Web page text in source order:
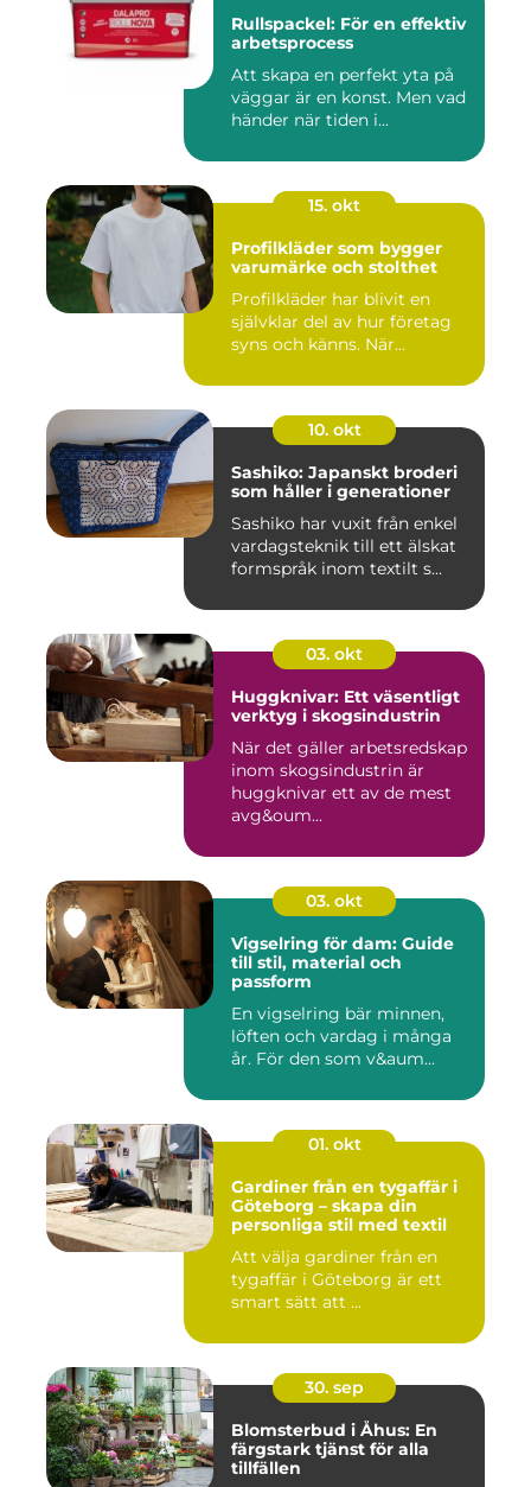
Rullspackel: För en effektiv
arbetsprocess
Att skapa en perfekt yta på
väggar är en konst. Men vad
händer när tiden i...
15. okt
Profilkläder som bygger
varumärke och stolthet
Profilkläder har blivit en
självklar del av hur företag
syns och känns. När...
10. okt
Sashiko: Japanskt broderi
som håller i generationer
Sashiko har vuxit från enkel
vardagsteknik till ett älskat
formspråk inom textilt s...
03. okt
Huggknivar: Ett väsentligt
verktyg i skogsindustrin
När det gäller arbetsredskap
inom skogsindustrin är
huggknivar ett av de mest
avg&oum...
03. okt
Vigselring för dam: Guide
till stil, material och
passform
En vigselring bär minnen,
löften och vardag i många
år. För den som v&aum...
01. okt
Gardiner från en tygaffär i
Göteborg – skapa din
personliga stil med textil
Att välja gardiner från en
tygaffär i Göteborg är ett
smart sätt att ...
30. sep
Blomsterbud i Åhus: En
färgstark tjänst för alla
tillfällen